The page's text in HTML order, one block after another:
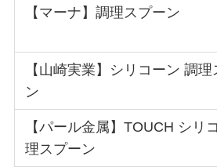
【マーナ】調理スプーン
【山崎実業】シリコーン 調理
ン
【パール金属】TOUCH シリ
理スプーン